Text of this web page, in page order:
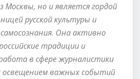
Москвы, но и является гордой
русской культуры и
Она активно
традиции и
в сфере журналистики
освещением важных событий